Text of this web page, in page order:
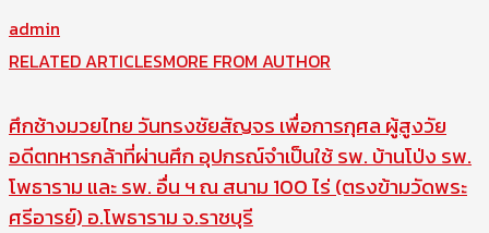
admin
RELATED ARTICLESMORE FROM AUTHOR
ศึกช้างมวยไทย วันทรงชัยสัญจร เพื่อการกุศล ผู้สูงวัย
อดีตทหารกล้าที่ผ่านศึก อุปกรณ์จำเป็นใช้ รพ. บ้านโป่ง รพ.
โพธาราม และ รพ. อื่น ฯ ณ สนาม 100 ไร่ (ตรงข้ามวัดพระ
ศรีอารย์) อ.โพธาราม จ.ราชบุรี